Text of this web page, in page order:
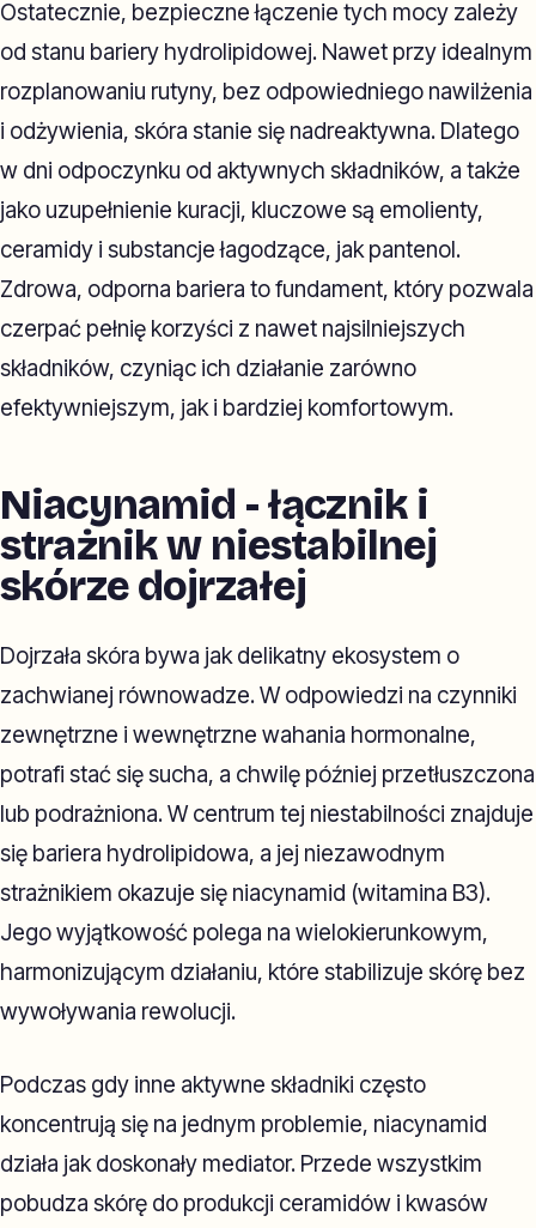
Ostatecznie, bezpieczne łączenie tych mocy zależy
od stanu bariery hydrolipidowej. Nawet przy idealnym
rozplanowaniu rutyny, bez odpowiedniego nawilżenia
i odżywienia, skóra stanie się nadreaktywna. Dlatego
w dni odpoczynku od aktywnych składników, a także
jako uzupełnienie kuracji, kluczowe są emolienty,
ceramidy i substancje łagodzące, jak pantenol.
Zdrowa, odporna bariera to fundament, który pozwala
czerpać pełnię korzyści z nawet najsilniejszych
składników, czyniąc ich działanie zarówno
efektywniejszym, jak i bardziej komfortowym.
Niacynamid - łącznik i
strażnik w niestabilnej
skórze dojrzałej
Dojrzała skóra bywa jak delikatny ekosystem o
zachwianej równowadze. W odpowiedzi na czynniki
zewnętrzne i wewnętrzne wahania hormonalne,
potrafi stać się sucha, a chwilę później przetłuszczona
lub podrażniona. W centrum tej niestabilności znajduje
się bariera hydrolipidowa, a jej niezawodnym
strażnikiem okazuje się niacynamid (witamina B3).
Jego wyjątkowość polega na wielokierunkowym,
harmonizującym działaniu, które stabilizuje skórę bez
wywoływania rewolucji.
Podczas gdy inne aktywne składniki często
koncentrują się na jednym problemie, niacynamid
działa jak doskonały mediator. Przede wszystkim
pobudza skórę do produkcji ceramidów i kwasów